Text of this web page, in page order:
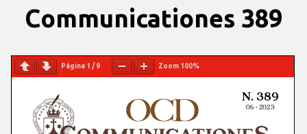
Communicationes 389
Página 1 /9 Zoom 100%